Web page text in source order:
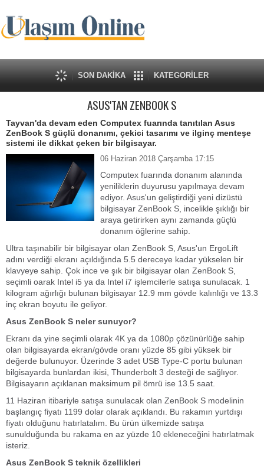
SON DAKİKA KATEGORİLER
ASUS'TAN ZENBOOK S
Tayvan'da devam eden Computex fuarında tanıtılan Asus
ZenBook S güçlü donanımı, çekici tasarımı ve ilginç menteşe
sistemi ile dikkat çeken bir bilgisayar.
06 Haziran 2018 Çarşamba 17:15
Computex fuarında donanım alanında
yeniliklerin duyurusu yapılmaya devam
ediyor. Asus'un geliştirdiği yeni dizüstü
bilgisayar ZenBook S, incelikle şıklığı bir
araya getirirken aynı zamanda güçlü
donanım öğlerine sahip.
Ultra taşınabilir bir bilgisayar olan ZenBook S, Asus'un ErgoLift
adını verdiği ekranı açıldığında 5.5 dereceye kadar yükselen bir
klavyeye sahip. Çok ince ve şık bir bilgisayar olan ZenBook S,
seçimli oarak Intel i5 ya da Intel i7 işlemcilerle satışa sunulacak. 1
kilogram ağırlığı bulunan bilgisayar 12.9 mm gövde kalınlığı ve 13.3
inç ekran boyutu ile geliyor.
Asus ZenBook S neler sunuyor?
Ekranı da yine seçimli olarak 4K ya da 1080p çözünürlüğe sahip
olan bilgisayarda ekran/gövde oranı yüzde 85 gibi yüksek bir
değerde bulunuyor. Üzerinde 3 adet USB Type-C portu bulunan
bilgisayarda bunlardan ikisi, Thunderbolt 3 desteği de sağlıyor.
Bilgisayarın açıklanan maksimum pil ömrü ise 13.5 saat.
11 Haziran itibariyle satışa sunulacak olan ZenBook S modelinin
başlangıç fiyatı 1199 dolar olarak açıklandı. Bu rakamın yurtdışı
fiyatı olduğunu hatırlatalım. Bu ürün ülkemizde satışa
sunulduğunda bu rakama en az yüzde 10 ekleneceğini hatırlatmak
isteriz.
Asus ZenBook S teknik özellikleri